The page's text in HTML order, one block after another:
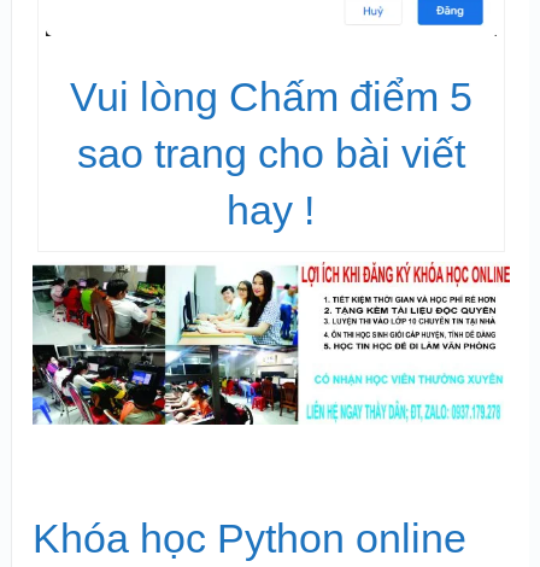
Vui lòng Chấm điểm 5
sao trang cho bài viết
hay !
Khóa học Python online